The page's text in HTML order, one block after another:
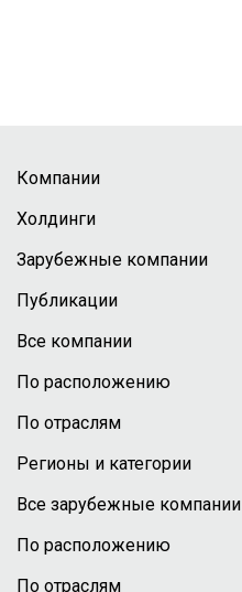
Компании
Холдинги
Зарубежные компании
Публикации
Все компании
По расположению
По отраслям
Регионы и категории
Все зарубежные компании
По расположению
По отраслям